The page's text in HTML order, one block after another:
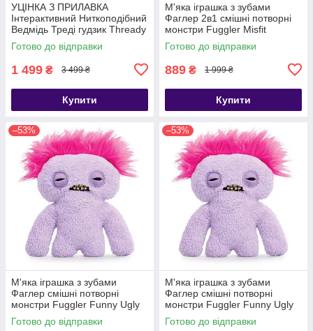
УЦІНКА З ПРИЛАВКА
Інтерактивний Ниткоподібний
Ведмідь Треді гудзик Thready
Bear
Готово до відправки
1 499 ₴ 3 499 ₴
Купити
М'яка іграшка з зубами
Фаглер 2в1 смішні потворні
монстри Fuggler Misfit
Monsters Gaptooth Weirdo
Lilac Red
Готово до відправки
889 ₴ 1 999 ₴
Купити
–53%
М'яка іграшка з зубами
Фаглер смішні потворні
монстри Fuggler Funny Ugly
Monster HairyFugg Squidge
Готово до відправки
–53%
М'яка іграшка з зубами
Фаглер смішні потворні
монстри Fuggler Funny Ugly
Monster HairyFugg Squidge
Готово до відправки